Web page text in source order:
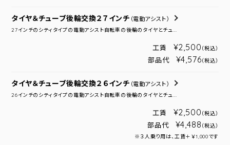
タイヤ＆チューブ後輪交換２７インチ （電動アシスト）
27インチのシティタイプの電動アシスト自転車の後輪のタイヤとチュ...
工賃 ¥2,500 （税込）
部品代 ¥4,576（税込）
タイヤ＆チューブ後輪交換２６インチ （電動アシスト）
26インチのシティタイプの電動アシスト自転車の後輪のタイヤとチュ...
工賃 ¥2,500 （税込）
部品代 ¥4,488 （税込）
※３人乗り用は、工賃＋￥1,000です